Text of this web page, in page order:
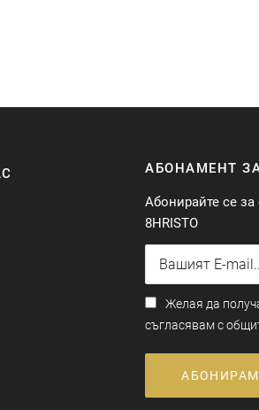
АБОНАМЕНТ
Абонирайте се
8HRISTO
Желая да
съгласявам с
АБОНИРАМ